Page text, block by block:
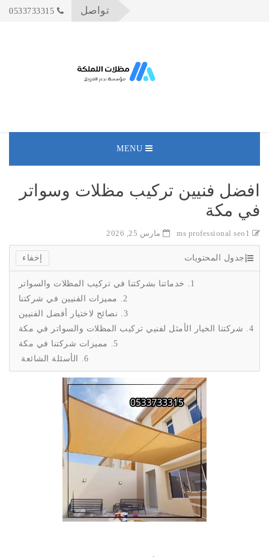
تواصل
MENU
افضل فنيين تركيب مظلات وسواتر
في مكة
ms professional seo1 مارس 25, 2026
جدول المحتويات
خدماتنا بشركتنا في تركيب المظلات والسواتر
مميزات الفنيين في شركتنا
نصائح لاختيار أفضل الفنيين
شركتنا الخيار الأمثل لفنيي تركيب المظلات والسواتر في مكة
مميزات شركتنا في مكة
الأسئلة الشائعة